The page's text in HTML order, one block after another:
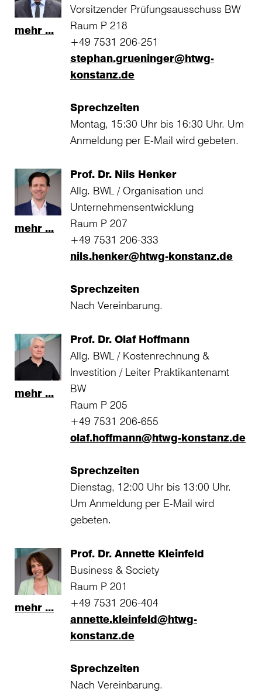
mehr ...
Vorsitzender Prüfungsausschuss BW
Raum P 218
+49 7531 206-251
stephan.grueninger@htwg-
konstanz.de
Sprechzeiten
Montag, 15:30 Uhr bis 16:30 Uhr. Um
Anmeldung per E-Mail wird gebeten.
mehr ...
Prof. Dr. Nils Henker
Allg. BWL / Organisation und
Unternehmensentwicklung
Raum P 207
+49 7531 206-333
nils.henker@htwg-konstanz.de
Sprechzeiten
Nach Vereinbarung.
mehr ...
Prof. Dr. Olaf Hoffmann
Allg. BWL / Kostenrechnung &
Investition / Leiter Praktikantenamt
BW
Raum P 205
+49 7531 206-655
olaf.hoffmann@htwg-konstanz.de
Sprechzeiten
Dienstag, 12:00 Uhr bis 13:00 Uhr.
Um Anmeldung per E-Mail wird
gebeten.
mehr ...
Prof. Dr. Annette Kleinfeld
Business & Society
Raum P 201
+49 7531 206-404
annette.kleinfeld@htwg-
konstanz.de
Sprechzeiten
Nach Vereinbarung.